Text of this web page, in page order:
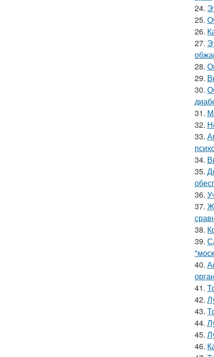
24.
25.
26.
27.
28.
29.
30.
31.
32.
33.
34.
35.
36.
37.
38.
39.
40.
41.
42.
43.
44.
45.
46.